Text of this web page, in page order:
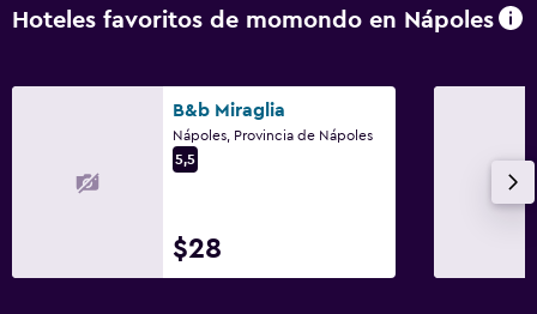
Hoteles favoritos de momondo en Nápoles
B&b Miraglia
Nápoles, Provincia de Nápoles
5,5
$28